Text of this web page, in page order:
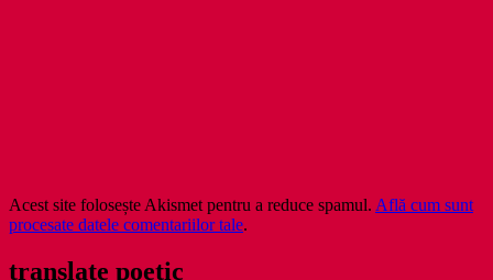
Acest site folosește Akismet pentru a reduce spamul. Află cum sunt
procesate datele comentariilor tale.
translate poetic